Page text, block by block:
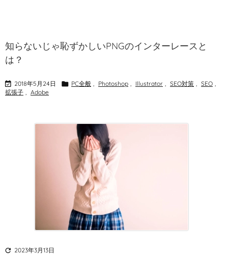
知らないじゃ恥ずかしいPNGのインターレースと
は？
 2018年5月24日  PC全般 , Photoshop , Illustrator , SEO対策 , SEO ,
拡張子 , Adobe
 2023年3月13日